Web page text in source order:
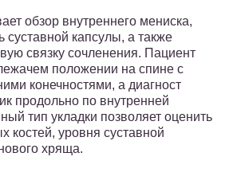
обзор внутреннего мениска,
суставной капсулы, а также
связку сочленения. Пациент
положении на спине с
конечностями, а диагност
продольно по внутренней
тип укладки позволяет оценить
костей, уровня суставной
хряща.